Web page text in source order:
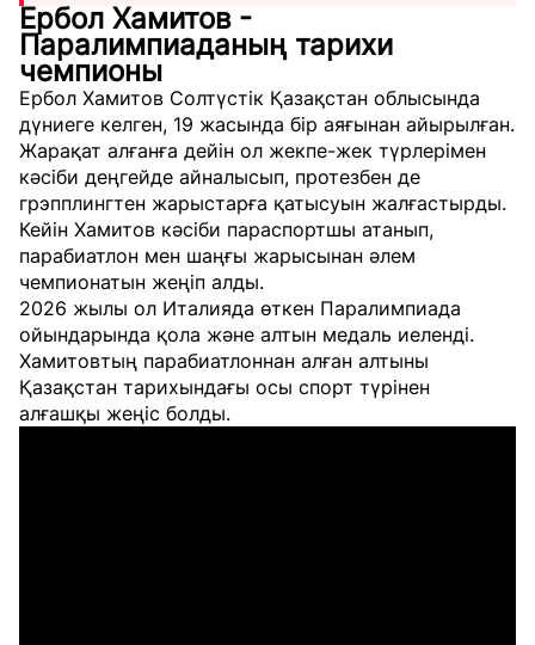
Ербол Хамитов -
Паралимпиаданың тарихи
чемпионы
Ербол Хамитов Солтүстік Қазақстан облысында
дүниеге келген, 19 жасында бір аяғынан айырылған.
Жарақат алғанға дейін ол жекпе-жек түрлерімен
кәсіби деңгейде айналысып, протезбен де
грэпплингтен жарыстарға қатысуын жалғастырды.
Кейін Хамитов кәсіби параспортшы атанып,
парабиатлон мен шаңғы жарысынан әлем
чемпионатын жеңіп алды.
2026 жылы ол Италияда өткен Паралимпиада
ойындарында қола және алтын медаль иеленді.
Хамитовтың парабиатлоннан алған алтыны
Қазақстан тарихындағы осы спорт түрінен
алғашқы жеңіс болды.